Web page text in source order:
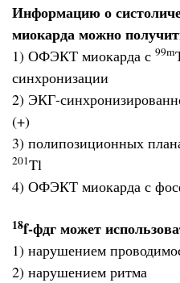
Информацию о
миокарда можно
1) ОФЭКТ миокарда с 99m
синхронизации
2) ЭКГ-
(+)
3) полипозиционных
201Tl
4) ОФЭКТ миокарда с
18f-фдг может
1) нарушением
2) нарушением ритма